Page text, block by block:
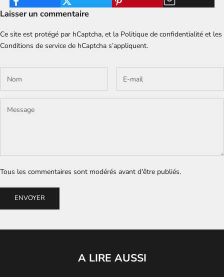
Laisser un commentaire
Ce site est protégé par hCaptcha, et la Politique de confidentialité et les
Conditions de service de hCaptcha s’appliquent.
Tous les commentaires sont modérés avant d'être publiés.
ENVOYER
A LIRE AUSSI